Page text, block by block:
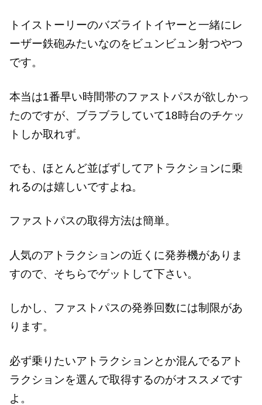
トイストーリーのバズライトイヤーと一緒にレ
ーザー鉄砲みたいなのをビュンビュン射つやつ
です。
本当は1番早い時間帯のファストパスが欲しかっ
たのですが、ブラブラしていて18時台のチケッ
トしか取れず。
でも、ほとんど並ばずしてアトラクションに乗
れるのは嬉しいですよね。
ファストパスの取得方法は簡単。
人気のアトラクションの近くに発券機がありま
すので、そちらでゲットして下さい。
しかし、ファストパスの発券回数には制限があ
ります。
必ず乗りたいアトラクションとか混んでるアト
ラクションを選んで取得するのがオススメです
よ。